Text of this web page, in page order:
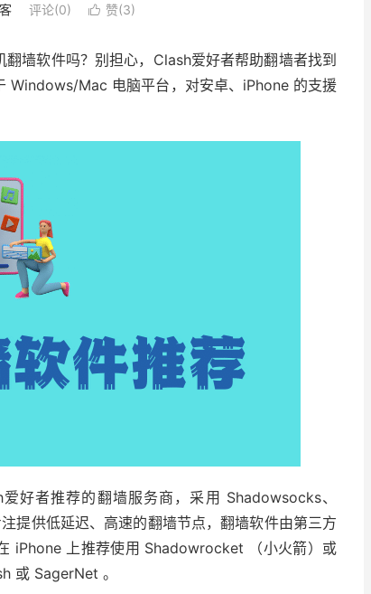
评论(0)  赞(3)
墙软件吗？别担心，Clash爱好者帮助翻墙者找到
Windows/Mac 电脑平台，对安卓、iPhone 的支援
爱好者推荐的翻墙服务商，采用 Shadowsocks、
提供低延迟、高速的翻墙节点，翻墙软件由第三方
iPhone 上推荐使用 Shadowrocket （小火箭）或
或 SagerNet 。